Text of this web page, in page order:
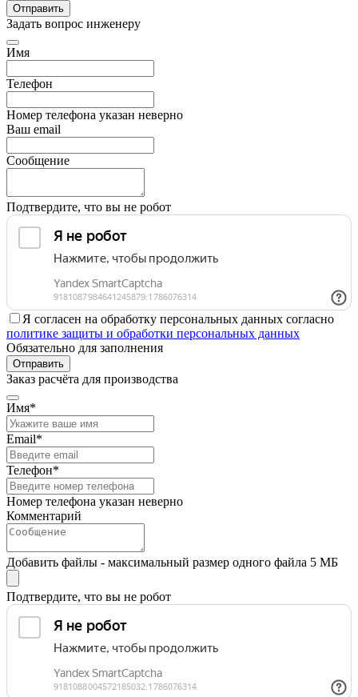
Отправить
Задать вопрос инженеру
Имя
Телефон
Номер телефона указан неверно
Ваш email
Сообщение
Подтвердите, что вы не робот
Я согласен на обработку персональных данных согласно
политике защиты и обработки персональных данных
Обязательно для заполнения
Отправить
Заказ расчёта для производства
Имя*
Email*
Телефон*
Номер телефона указан неверно
Комментарий
Добавить файлы - максимальный размер одного файла 5 МБ
Подтвердите, что вы не робот